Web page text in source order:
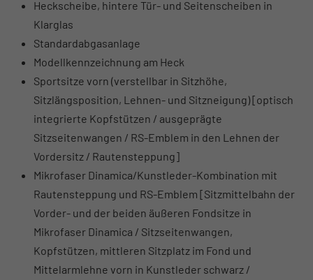
Heckscheibe, hintere Tür- und Seitenscheiben in
Klarglas
Standardabgasanlage
Modellkennzeichnung am Heck
Sportsitze vorn (verstellbar in Sitzhöhe,
Sitzlängsposition, Lehnen- und Sitzneigung) [optisch
integrierte Kopfstützen / ausgeprägte
Sitzseitenwangen / RS-Emblem in den Lehnen der
Vordersitz / Rautensteppung]
Mikrofaser Dinamica/Kunstleder-Kombination mit
Rautensteppung und RS-Emblem [Sitzmittelbahn der
Vorder- und der beiden äußeren Fondsitze in
Mikrofaser Dinamica / Sitzseitenwangen,
Kopfstützen, mittleren Sitzplatz im Fond und
Mittelarmlehne vorn in Kunstleder schwarz /